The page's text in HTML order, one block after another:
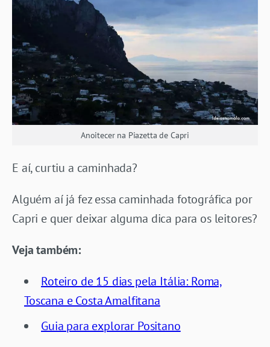
Anoitecer na Piazetta de Capri
E aí, curtiu a caminhada?
Alguém aí já fez essa caminhada fotográfica por
Capri e quer deixar alguma dica para os leitores?
Veja também:
Roteiro de 15 dias pela Itália: Roma,
Toscana e Costa Amalfitana
Guia para explorar Positano